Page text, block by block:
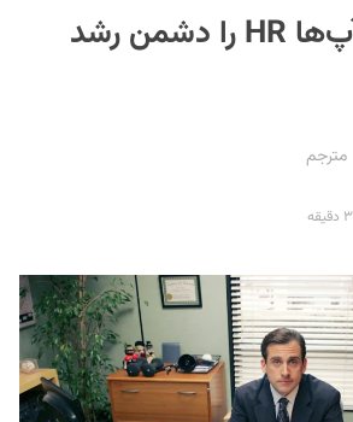
وقتی استارت‌آپ‌ها HR را دشمن رشد
مترجم